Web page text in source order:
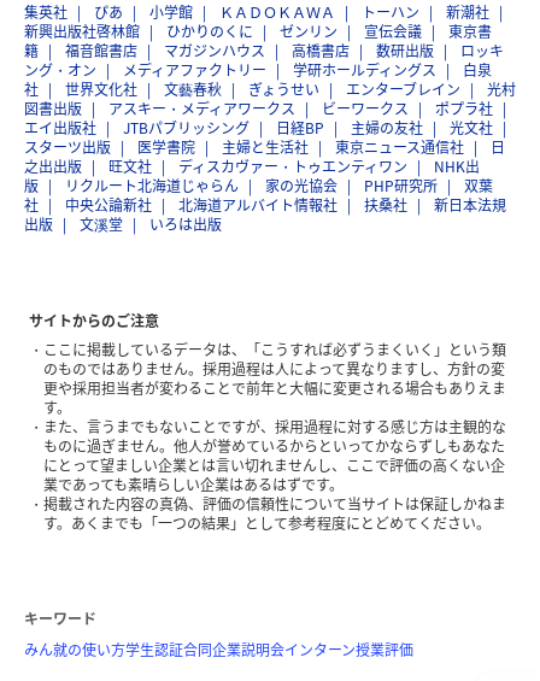
集英社 ぴあ 小学館 ＫＡＤＯＫＡＷＡ トーハン
新潮社
新興出版社啓林館
ひかりのくに ゼンリン 宣伝会議
東京書
籍
福音館書店 マガジンハウス 高橋書店 数研出版
ロッキ
ング・オン
メディアファクトリー 学研ホールディングス
白泉
社
世界文化社 文藝春秋 ぎょうせい エンターブレイン
光村
図書出版
アスキー・メディアワークス ビーワークス
ポプラ社
エイ出版社
JTBパブリッシング 日経BP 主婦の友社
光文社
スターツ出版
医学書院 主婦と生活社 東京ニュース通信社
日
之出出版
旺文社 ディスカヴァー・トゥエンティワン
NHK出
版
リクルート北海道じゃらん 家の光協会 PHP研究所
双葉
社
中央公論新社 北海道アルバイト情報社 扶桑社
新日本法規
出版
文溪堂 いろは出版
サイトからのご注意
ここに掲載しているデータは、「こうすれば必ずうまくいく」という類
のものではありません。採用過程は人によって異なりますし、方針の変
更や採用担当者が変わることで前年と大幅に変更される場合もありえま
す。
また、言うまでもないことですが、採用過程に対する感じ方は主観的な
ものに過ぎません。他人が誉めているからといってかならずしもあなた
にとって望ましい企業とは言い切れませんし、ここで評価の高くない企
業であっても素晴らしい企業はあるはずです。
掲載された内容の真偽、評価の信頼性について当サイトは保証しかねま
す。あくまでも「一つの結果」として参考程度にとどめてください。
キーワード
みん就の使い方学生認証合同企業説明会インターン授業評価